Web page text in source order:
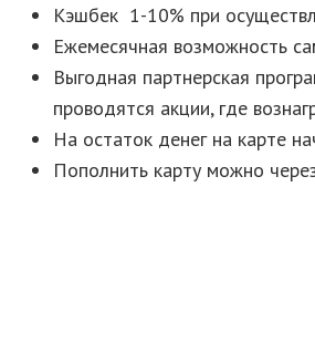
Кэшбек 1-10% при
Ежемесячная возможность
Выгодная партнерская
проводятся акции, где
На остаток денег на карте
Пополнить карту можно